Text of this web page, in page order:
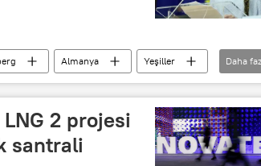
Almanya
Yeşiller
Petrol Fosil yakıt
Daha
2 projesi
santrali